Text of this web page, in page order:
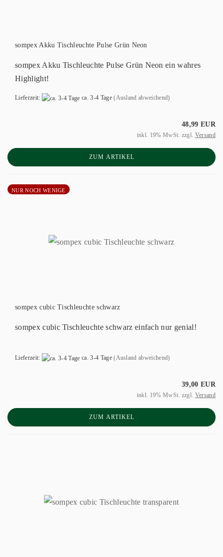
sompex Akku Tischleuchte Pulse Grün Neon
sompex Akku Tischleuchte Pulse Grün Neon ein wahres
Highlight!
Lieferzeit: ca. 3-4 Tage (Ausland abweichend)
48,99 EUR
inkl. 19% MwSt. zzgl. Versand
ZUM ARTIKEL
NUR NOCH WENIGE
sompex cubic Tischleuchte schwarz
sompex cubic Tischleuchte schwarz einfach nur genial!
Lieferzeit: ca. 3-4 Tage (Ausland abweichend)
39,00 EUR
inkl. 19% MwSt. zzgl. Versand
ZUM ARTIKEL